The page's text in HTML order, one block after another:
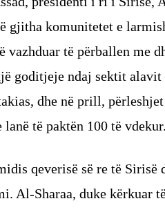
gjitha komunitetet e
të përballen me
goditjeje ndaj sektit
dhe në prill,
të paktën 100 të vdekur.
qeverisë së re të Sirisë
Al-Sharaa, duke kërkuar